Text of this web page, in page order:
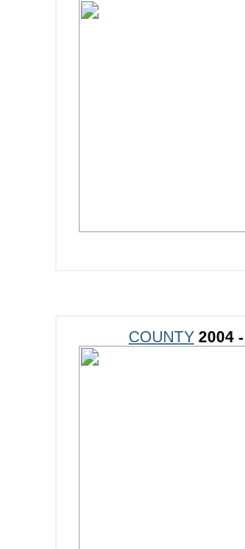
COUNTY 2004